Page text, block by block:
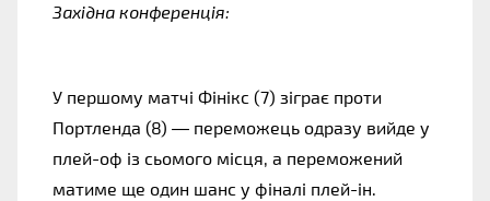
Західна конференція:
У першому матчі Фінікс (7) зіграє проти
Портленда (8) — переможець одразу вийде у
плей-оф із сьомого місця, а переможений
матиме ще один шанс у фіналі плей-ін.